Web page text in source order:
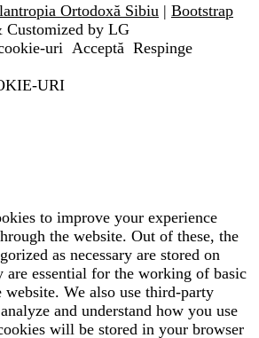
Ortodoxă Sibiu | Bootstrap
Customized by LG
uri Acceptă Respinge
URI
to improve your experience
the website. Out of these, the
as necessary are stored on
are essential for the working of basic
We also use third-party
and understand how you use
will be stored in your browser